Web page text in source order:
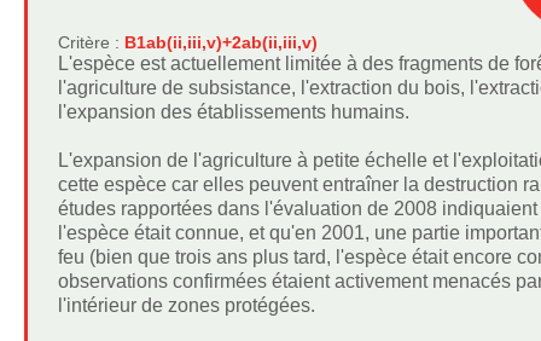
Critère : B1ab(ii,iii,v)+2ab(ii,iii,v)
L'espèce est actuellement limitée à des fragments de
l'agriculture de subsistance, l'extraction du bois,
l'expansion des établissements humains.
L'expansion de l'agriculture à petite échelle et
cette espèce car elles peuvent entraîner la destruction
études rapportées dans l'évaluation de 2008
l'espèce était connue, et qu'en 2001, une partie
feu (bien que trois ans plus tard, l'espèce était encore
observations confirmées étaient activement menacés
l'intérieur de zones protégées.